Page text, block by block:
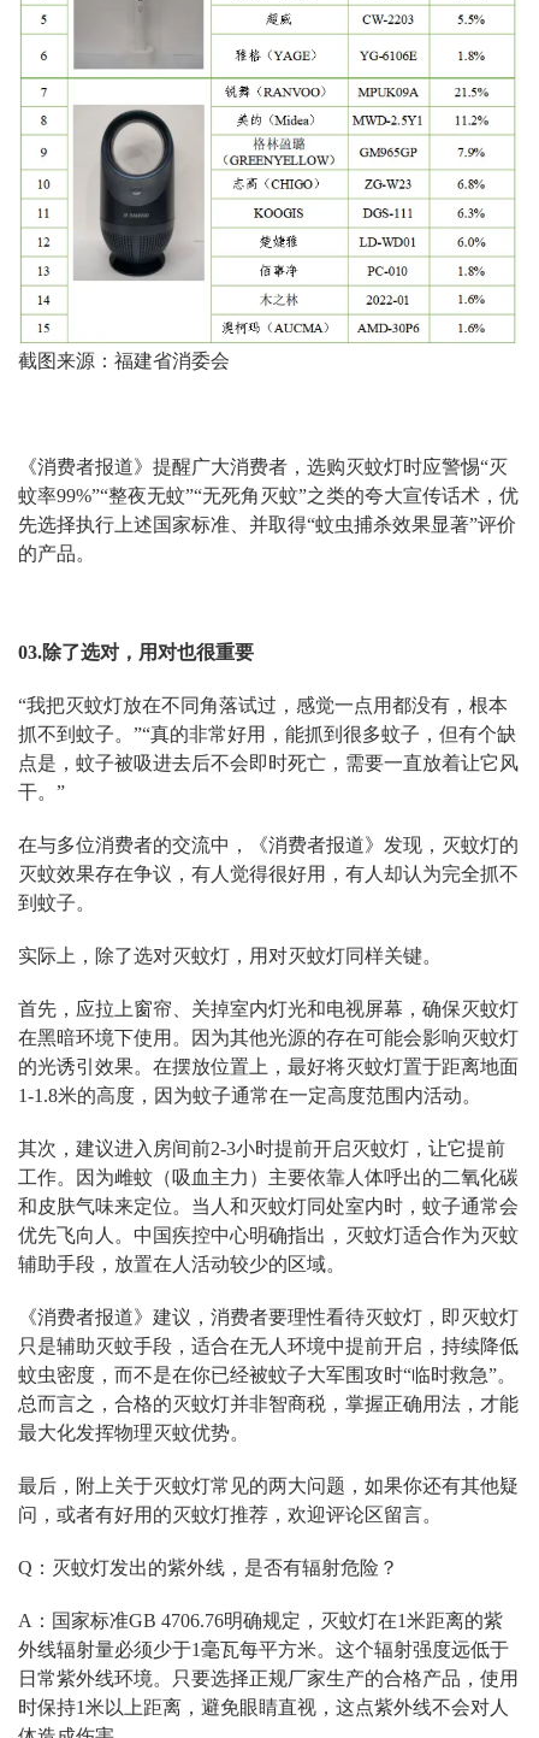
截图来源：福建省消委会
《消费者报道》提醒广大消费者，选购灭蚊灯时应警惕“灭
蚊率99%”“整夜无蚊”“无死角灭蚊”之类的夸大宣传话术，优
先选择执行上述国家标准、并取得“蚊虫捕杀效果显著”评价
的产品。
03.除了选对，用对也很重要
“我把灭蚊灯放在不同角落试过，感觉一点用都没有，根本
抓不到蚊子。”“真的非常好用，能抓到很多蚊子，但有个缺
点是，蚊子被吸进去后不会即时死亡，需要一直放着让它风
干。”
在与多位消费者的交流中，《消费者报道》发现，灭蚊灯的
灭蚊效果存在争议，有人觉得很好用，有人却认为完全抓不
到蚊子。
实际上，除了选对灭蚊灯，用对灭蚊灯同样关键。
首先，应拉上窗帘、关掉室内灯光和电视屏幕，确保灭蚊灯
在黑暗环境下使用。因为其他光源的存在可能会影响灭蚊灯
的光诱引效果。在摆放位置上，最好将灭蚊灯置于距离地面
1-1.8米的高度，因为蚊子通常在一定高度范围内活动。
其次，建议进入房间前2-3小时提前开启灭蚊灯，让它提前
工作。因为雌蚊（吸血主力）主要依靠人体呼出的二氧化碳
和皮肤气味来定位。当人和灭蚊灯同处室内时，蚊子通常会
优先飞向人。中国疾控中心明确指出，灭蚊灯适合作为灭蚊
辅助手段，放置在人活动较少的区域。
《消费者报道》建议，消费者要理性看待灭蚊灯，即灭蚊灯
只是辅助灭蚊手段，适合在无人环境中提前开启，持续降低
蚊虫密度，而不是在你已经被蚊子大军围攻时“临时救急”。
总而言之，合格的灭蚊灯并非智商税，掌握正确用法，才能
最大化发挥物理灭蚊优势。
最后，附上关于灭蚊灯常见的两大问题，如果你还有其他疑
问，或者有好用的灭蚊灯推荐，欢迎评论区留言。
Q：灭蚊灯发出的紫外线，是否有辐射危险？
A：国家标准GB 4706.76明确规定，灭蚊灯在1米距离的紫
外线辐射量必须少于1毫瓦每平方米。这个辐射强度远低于
日常紫外线环境。只要选择正规厂家生产的合格产品，使用
时保持1米以上距离，避免眼睛直视，这点紫外线不会对人